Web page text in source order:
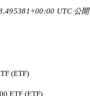
UTC 公開
(ETF)
ETF (ETF)